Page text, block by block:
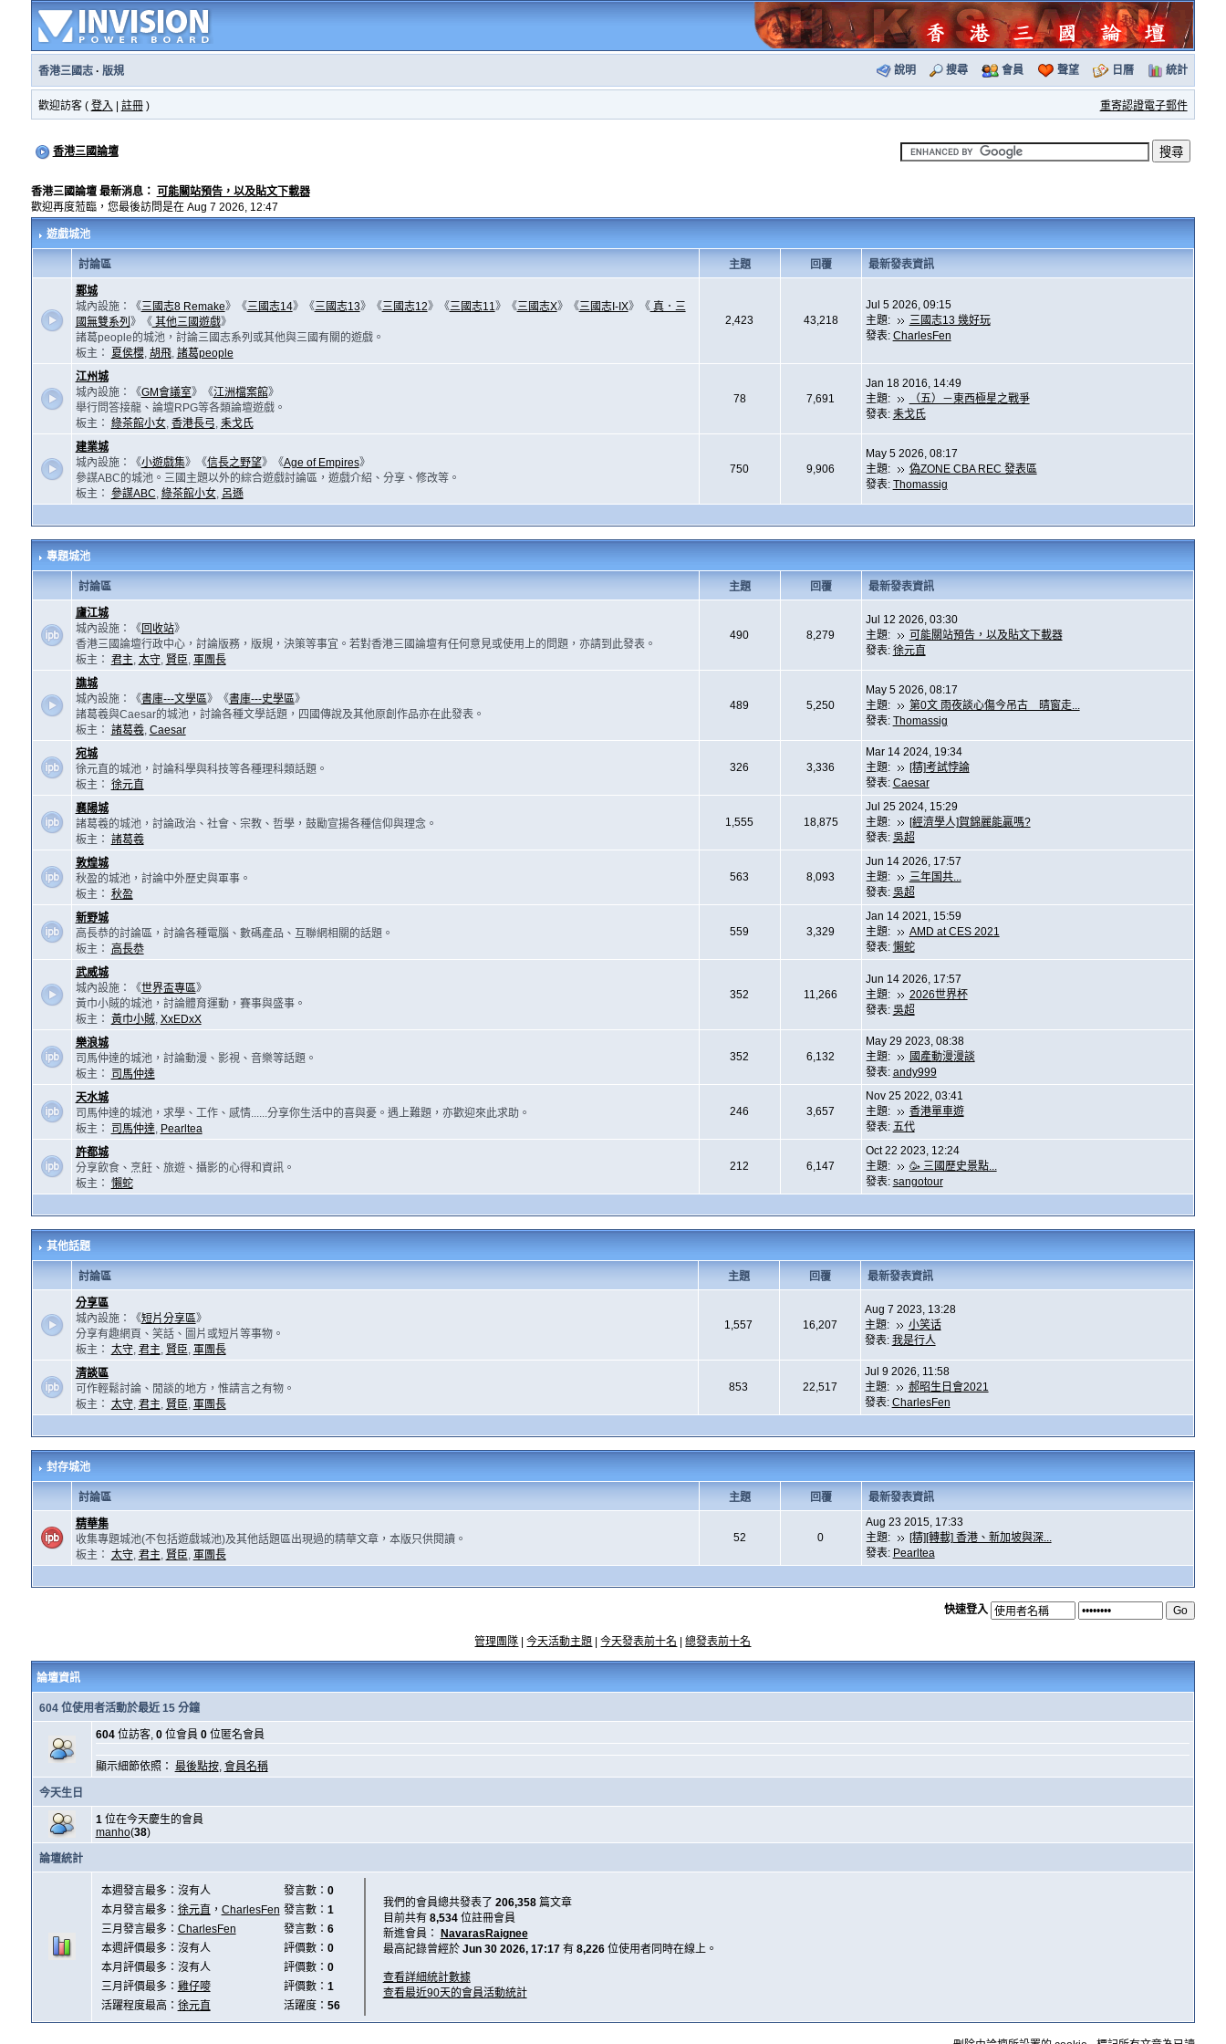
香港三國志· 版規 說明 搜尋 會員 聲望 日曆 統計
歡迎訪客 ( 登入 註冊) 重寄認證電子郵件
香港三國論壇
香港三國論壇 最新消息： 可能關站預告，以及貼文下載器
歡迎再度蒞臨，您最後訪問是在 Aug 7 2026, 12:47
遊戲城池
討論區 主題 回覆 最新發表資訊
鄴城
城內設施：《三國志8 Remake》《三國志14》《三國志13》《三國志12》《三國志11》《三國志X》《三國志I-IX》《真．三
國無雙系列 》《其他三國遊戲》
諸葛people的城池，討論三國志系列或其他與三國有關的遊戲。
板主：
夏侯櫻, 胡飛, 諸葛people
2,423 43,218
Jul 5 2026, 09:15
主題:
三國志13 幾好玩
發表: CharlesFen
江州城
城內設施：《GM會議室》《江洲檔案館》
舉行問答接龍、論壇RPG等各類論壇遊戲。
板主： 綠茶館小女, 香港長弓, 耒戈氏
78 7,691
Jan 18 2016, 14:49
主題:
（五）－東西極星之戰爭
發表: 耒戈氏
建業城
城內設施：《小遊戲集》《信長之野望》《Age of Empires》
參謀ABC的城池。三國主題以外的綜合遊戲討論區，遊戲介紹、分享、修改等。
板主： 參謀ABC, 綠茶館小女, 呂遜
750 9,906
May 5 2026, 08:17
主題:
偽ZONE CBA REC 發表區
發表: Thomassig
專題城池
討論區 主題 回覆 最新發表資訊
廬江城
城內設施：《回收站》
香港三國論壇行政中心，討論版務，版規，決策等事宜。若對香港三國論壇有任何意見或使用上的問題，亦請到此發表。
板主： 君主, 太守, 賢臣, 軍團長
490 8,279
Jul 12 2026, 03:30
主題:
可能關站預告，以及貼文下載器
發表: 徐元直
譙城
城內設施：《書庫---文學區》《書庫---史學區》
諸葛羲與Caesar的城池，討論各種文學話題，四國傳說及其他原創作品亦在此發表。
板主： 諸葛羲, Caesar
489 5,250
May 5 2026, 08:17
主題:
第0文 雨夜談心傷今吊古 晴窗走...
發表: Thomassig
宛城
徐元直的城池，討論科學與科技等各種理科類話題。
板主： 徐元直
326 3,336
Mar 14 2024, 19:34
主題:
[精]考試悖論
發表: Caesar
襄陽城
諸葛羲的城池，討論政治、社會、宗教、哲學，鼓勵宣揚各種信仰與理念。
板主： 諸葛羲
1,555 18,875
Jul 25 2024, 15:29
主題:
[經濟學人]賀錦麗能贏嗎?
發表: 吳超
敦煌城
秋盈的城池，討論中外歷史與軍事。
板主： 秋盈
563 8,093
Jun 14 2026, 17:57
主題:
三年国共...
發表: 吳超
新野城
高長恭的討論區，討論各種電腦、數碼產品、互聯網相關的話題。
板主：
高長恭
559 3,329
Jan 14 2021, 15:59
主題:
AMD at CES 2021
發表: 懶蛇
武威城
城內設施：《世界盃專區》
黃巾小賊的城池，討論體育運動，賽事與盛事。
板主： 黃巾小賊, XxEDxX
352 11,266
Jun 14 2026, 17:57
主題:
2026世界杯
發表: 吳超
樂浪城
司馬仲達的城池，討論動漫、影視、音樂等話題。
板主：
司馬仲達
352 6,132
May 29 2023, 08:38
主題:
國產動漫漫談
發表: andy999
天水城
司馬仲達的城池，求學、工作、感情......分享你生活中的喜與憂。遇上難題，亦歡迎來此求助。
板主：
司馬仲達, Pearltea
246 3,657
Nov 25 2022, 03:41
主題:
香港單車遊
發表: 五代
許都城
分享飲食、烹飪、旅遊、攝影的心得和資訊。
板主： 懶蛇
212 6,147
Oct 22 2023, 12:24
主題:
🥳 三國歷史景點...
發表: sangotour
其他話題
討論區 主題 回覆 最新發表資訊
分享區
城內設施：《短片分享區》
分享有趣網頁、笑話、圖片或短片等事物。
板主： 太守, 君主, 賢臣, 軍團長
1,557 16,207
Aug 7 2023, 13:28
主題:
小笑话
發表: 我是行人
清談區
可作輕鬆討論、閒談的地方，惟請言之有物。
板主： 太守, 君主, 賢臣, 軍團長
853 22,517
Jul 9 2026, 11:58
主題:
郝昭生日會2021
發表: CharlesFen
封存城池
討論區 主題 回覆 最新發表資訊
精華集
收集專題城池(不包括遊戲城池)及其他話題區出現過的精華文章，本版只供閱讀。
板主： 太守, 君主, 賢臣, 軍團長
52 0
Aug 23 2015, 17:33
主題:
[精][轉載] 香港、新加坡與深...
發表: Pearltea
快速登入
管理團隊 |今天活動主題 |今天發表前十名 |總發表前十名
論壇資訊
604 位使用者活動於最近 15 分鐘
604位訪客, 0位會員 0位匿名會員
顯示細節依照： 最後點按, 會員名稱
今天生日
1位在今天慶生的會員
manho(38)
論壇統計
本週發言最多：沒有人 發言數： 0
本月發言最多： 徐元直 ， CharlesFen 發言數： 1
三月發言最多： CharlesFen 發言數： 6
本週評價最多：沒有人
評價數： 0
本月評價最多：沒有人
評價數： 0
三月評價最多： 雞仔嘜 評價數： 1
活躍程度最高： 徐元直 活躍度： 56
我們的會員總共發表了 206,358篇文章
目前共有 8,534位註冊會員
新進會員： NavarasRaignee
最高記錄曾經於 Jun 30 2026, 17:17 有 8,226位使用者同時在線上。
查看詳細統計數據
查看最近90天的會員活動統計